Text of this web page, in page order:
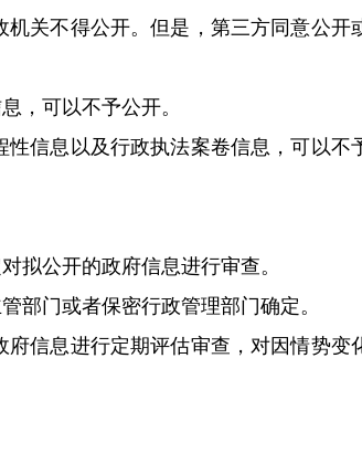
关不得公开。但是，第三方同意公开
，可以不予公开。
信息以及行政执法案卷信息，可以不
拟公开的政府信息进行审查。
部门或者保密行政管理部门确定。
信息进行定期评估审查，对因情势变